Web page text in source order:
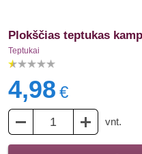
Plokščias teptukas
Teptukai
4,98 €
vnt.